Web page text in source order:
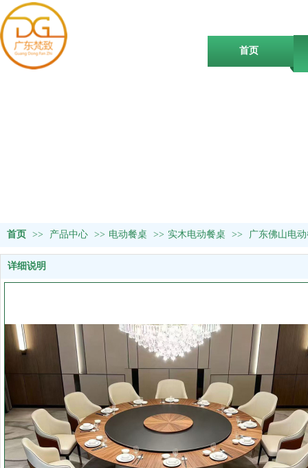
首页
首页 >> 产品中心 >> 电动餐桌 >> 实木电动餐桌 >> 广东佛山电
详细说明